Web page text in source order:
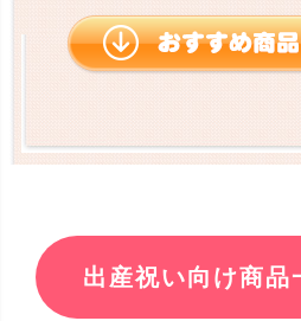
出産祝い向け商品